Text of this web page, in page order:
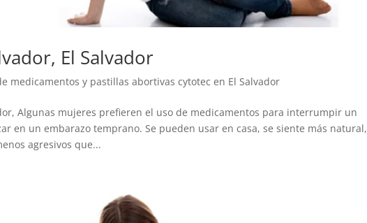
El Salvador
medicamentos y pastillas abortivas cytotec en El Salvador
Algunas mujeres prefieren el uso de medicamentos para interrumpir un
en un embarazo temprano. Se pueden usar en casa, se siente más natural,
agresivos que...